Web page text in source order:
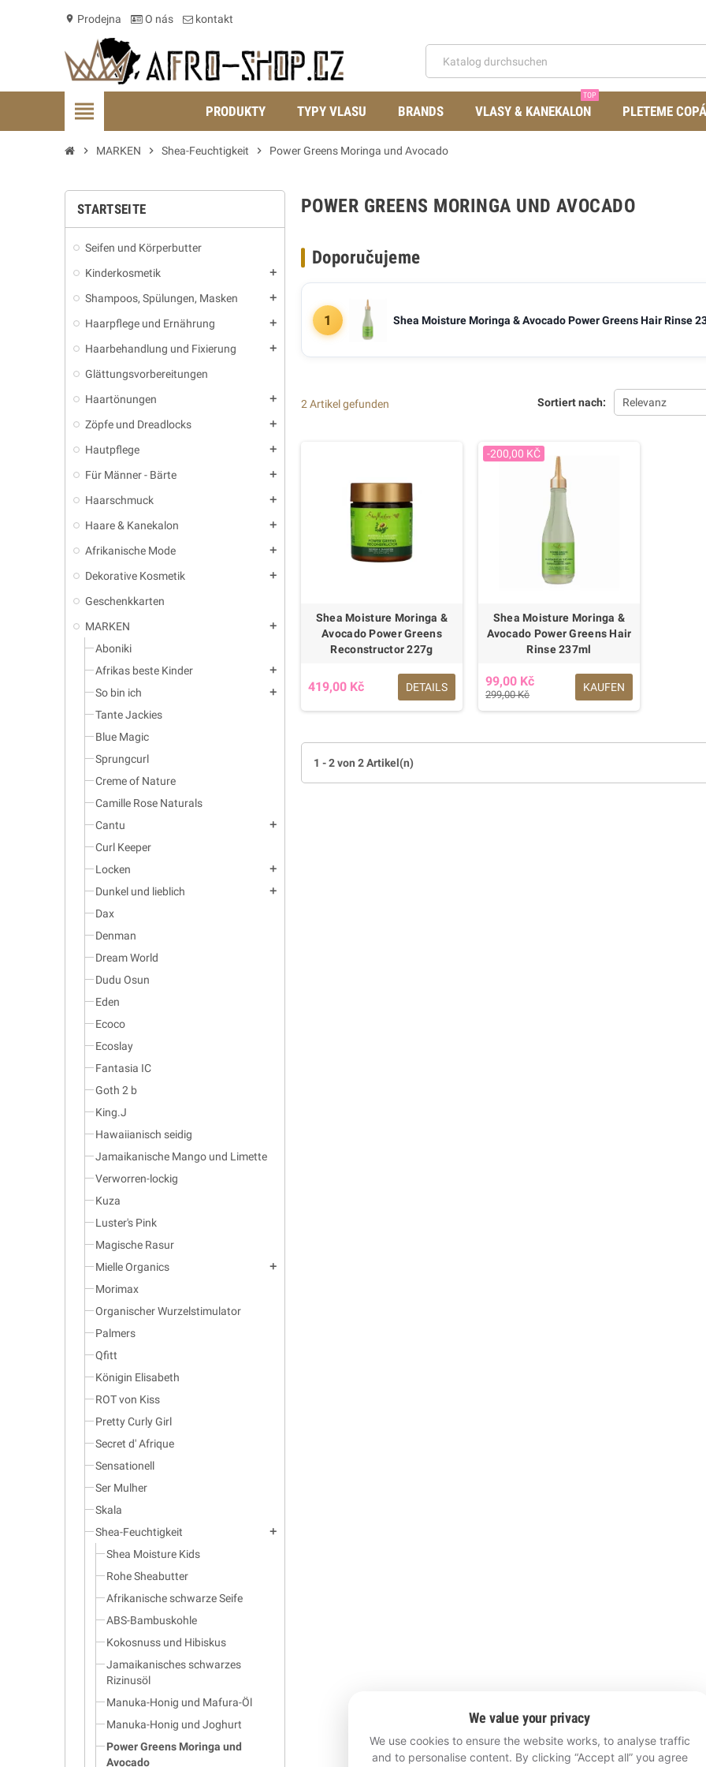
location_on Prodejna O nás kontakt
view_headline PRODUKTY TYPY VLASU BRANDS VLASY & KANEKALON
TOP
PLETEME
chevron_right MARKEN chevron_right Shea-Feuchtigkeit chevron_right Power Greens Moringa und Avocado
STARTSEITE
Seifen und Körperbutter
Kinderkosmetik
add
Shampoos, Spülungen, Masken add
Haarpflege und Ernährung add
Haarbehandlung und Fixierung add
Glättungsvorbereitungen
Haartönungen
add
Zöpfe und Dreadlocks add
Hautpflege add
Für Männer - Bärte add
Haarschmuck add
Haare & Kanekalon add
Afrikanische Mode add
Dekorative Kosmetik add
Geschenkkarten
MARKEN
add
Aboniki
Afrikas beste Kinder
add
So bin ich add
Tante Jackies
Blue Magic
Sprungcurl
Creme of Nature
Camille Rose Naturals
Cantu
add
Curl Keeper
Locken
add
Dunkel und lieblich add
Dax
Denman
Dream World
Dudu Osun
Eden
Ecoco
Ecoslay
Fantasia IC
Goth 2 b
King.J
Hawaiianisch seidig
Jamaikanische Mango und Limette
Verworren-lockig
Kuza
Luster's Pink
Magische Rasur
Mielle Organics
add
Morimax
Organischer Wurzelstimulator
Palmers
Qfitt
Königin Elisabeth
ROT von Kiss
Pretty Curly Girl
Secret d' Afrique
Sensationell
Ser Mulher
Skala
Shea-Feuchtigkeit
add
Shea Moisture Kids
Rohe Sheabutter
Afrikanische schwarze Seife
ABS-Bambuskohle
Kokosnuss und Hibiskus
Jamaikanisches schwarzes
Rizinusöl
Manuka-Honig und Mafura-Öl
Manuka-Honig und Joghurt
Power Greens Moringa und
Avocado
POWER GREENS MORINGA UND AVOCADO
Doporučujeme
1 Shea Moisture Moringa & Avocado Power Greens Hair Rinse
Sortiert nach: Relevanz
2 Artikel gefunden
Shea Moisture Moringa &
Avocado Power Greens
Reconstructor 227g
419,00 Kč DETAILS
-200,00 KČ
Shea Moisture Moringa &
Avocado Power Greens Hair
Rinse 237ml
99,00 Kč
299,00 Kč
KAUFEN
1 - 2 von 2 Artikel(n)
We value your privacy
We use cookies to ensure the website works, to analyse traffic
and to personalise content. By clicking “Accept all” you agree